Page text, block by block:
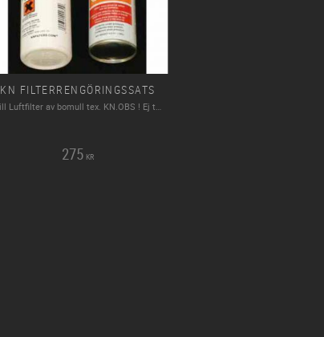
KN FILTERRENGÖRINGSSATS
275 KR